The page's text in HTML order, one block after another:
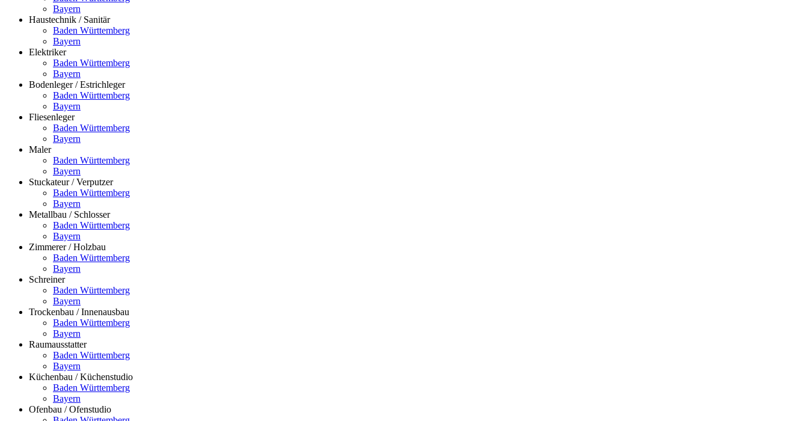
Bayern
Haustechnik / Sanitär
Baden Württemberg
Bayern
Elektriker
Baden Württemberg
Bayern
Bodenleger / Estrichleger
Baden Württemberg
Bayern
Fliesenleger
Baden Württemberg
Bayern
Maler
Baden Württemberg
Bayern
Stuckateur / Verputzer
Baden Württemberg
Bayern
Metallbau / Schlosser
Baden Württemberg
Bayern
Zimmerer / Holzbau
Baden Württemberg
Bayern
Schreiner
Baden Württemberg
Bayern
Trockenbau / Innenausbau
Baden Württemberg
Bayern
Raumausstatter
Baden Württemberg
Bayern
Küchenbau / Küchenstudio
Baden Württemberg
Bayern
Ofenbau / Ofenstudio